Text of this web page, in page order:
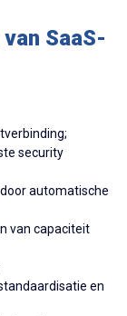
SaaS-
security
automatische
van capaciteit
en